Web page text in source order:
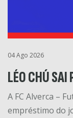
04 Ago 2026
LÉO CHÚ SAI
A FC Alverca –
empréstimo do